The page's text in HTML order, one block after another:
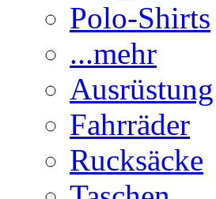
Polo-Shirts
...mehr
Ausrüstung
Fahrräder
Rucksäcke